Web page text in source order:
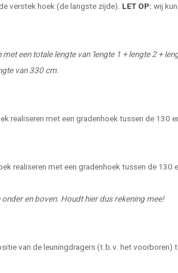
verstek hoek (de langste zijde). LET OP: wij
een totale lengte van 'lengte 1 + lengte 2 +
van 330 cm.
realiseren met een gradenhoek tussen de 130
realiseren met een gradenhoek tussen de 130
en boven. Houdt hier dus rekening mee!
van de leuningdragers (t.b.v. het voorboren)